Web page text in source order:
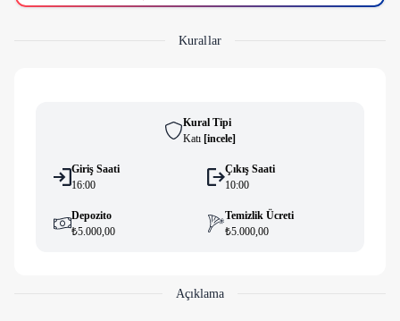
Kurallar
Kural Tipi
Katı [i̇ncele]
Giriş Saati
16:00
Çıkış Saati
10:00
Depozito
₺5.000,00
Temizlik Ücreti
₺5.000,00
Açıklama